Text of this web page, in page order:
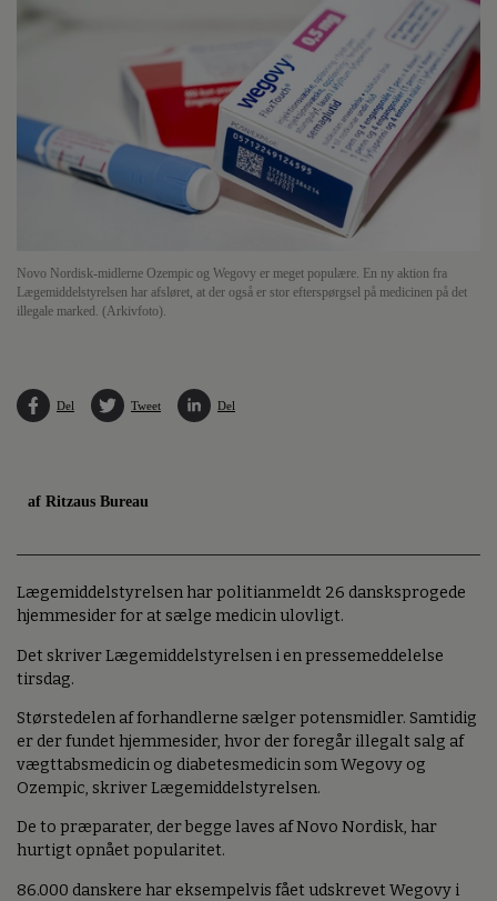
Novo Nordisk-midlerne Ozempic og Wegovy er meget populære. En ny aktion fra
Lægemiddelstyrelsen har afsløret, at der også er stor efterspørgsel på medicinen på det
illegale marked. (Arkivfoto).
Del Tweet Del
af Ritzaus Bureau
Lægemiddelstyrelsen har politianmeldt 26 dansksprogede
hjemmesider for at sælge medicin ulovligt.
Det skriver Lægemiddelstyrelsen i en pressemeddelelse
tirsdag.
Størstedelen af forhandlerne sælger potensmidler. Samtidig
er der fundet hjemmesider, hvor der foregår illegalt salg af
vægttabsmedicin og diabetesmedicin som Wegovy og
Ozempic, skriver Lægemiddelstyrelsen.
De to præparater, der begge laves af Novo Nordisk, har
hurtigt opnået popularitet.
86.000 danskere har eksempelvis fået udskrevet Wegovy i